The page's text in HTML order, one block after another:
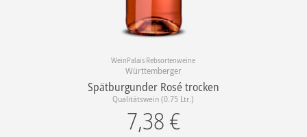
WeinPalais Rebsortenweine
Württemberger
Spätburgunder Rosé trocken
Qualitätswein (0.75 Ltr.)
7,38 €